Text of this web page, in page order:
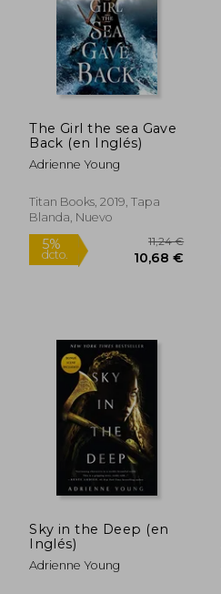
dcto. 14,25 €
Rápido
The Girl the sea Gave
Back (en Inglés)
Adrienne Young
Titan Books, 2019, Tapa
Blanda, Nuevo
Sky in the Deep (en
Inglés)
Adrienne Young